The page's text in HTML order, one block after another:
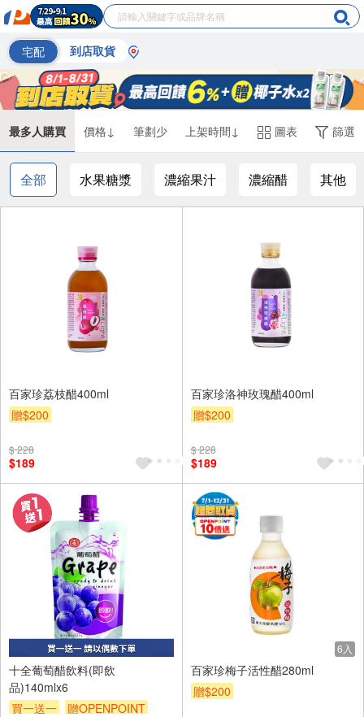
宅配 到店取貨
最多人購買 價格↓ 筆劃少 上架時間↓ 圖表 篩選
全部 水果糖漿 濃縮果汁 濃縮醋 其他
百家珍荔枝醋400ml
贈$200
$ 228
$189
百家珍洛神玫瑰醋400ml
贈$200
$ 228
$189
十全葡萄醋飲料(即飲
品)140mlx6
買一送一
贈OPENPOINT
6入
百家珍梅子活性醋280ml
贈$200